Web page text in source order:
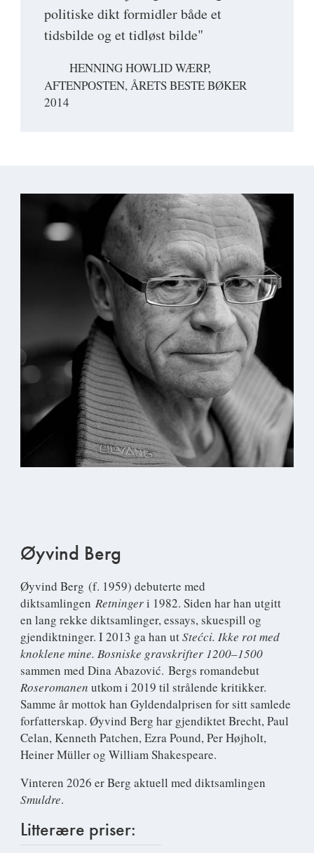
politiske dikt formidler både et
tidsbilde og et tidløst bilde"
HENNING HOWLID WÆRP,
AFTENPOSTEN, ÅRETS BESTE BØKER
2014
Øyvind Berg
Øyvind Berg (f. 1959) debuterte med
diktsamlingen Retningeri 1982. Siden har han utgitt
en lang rekke diktsamlinger, essays, skuespill og
gjendiktninger. I 2013 ga han utStećci. Ikke rot med
knoklene mine. Bosniske gravskrifter 1200–1500
sammen med Dina Abazović. Bergs romandebut
Roseromanen utkom i 2019 til strålende kritikker.
Samme år mottok han Gyldendalprisen for sitt samlede
forfatterskap. Øyvind Berg har gjendiktet Brecht, Paul
Celan, Kenneth Patchen, Ezra Pound, Per Højholt,
Heiner Müller og William Shakespeare.
Vinteren 2026 er Berg aktuell med diktsamlingen
Smuldre.
Litterære priser: